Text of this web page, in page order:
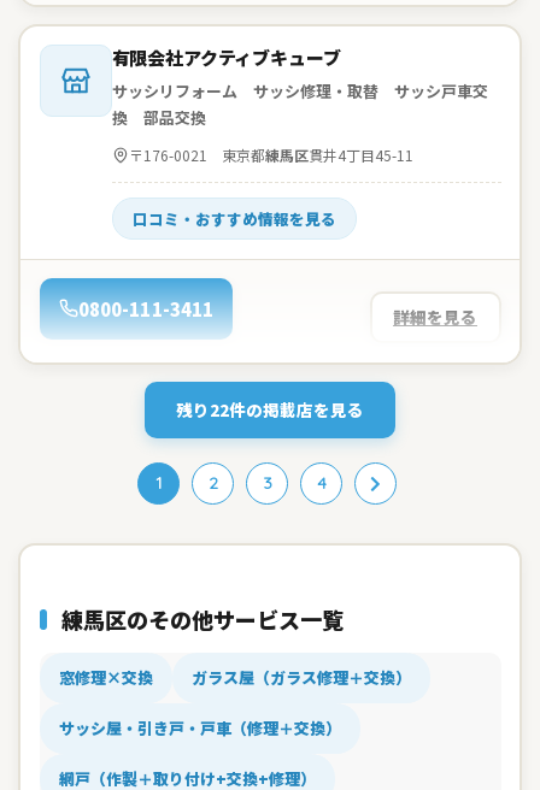
会社名：
有限会社アクティブキューブ
サッシリフォーム サッシ修理・取替 サッシ戸車交
換 部品交換
住所：〒176-0021 東京都練馬区貫井4丁目45-11
口コミ・おすすめ情報を見る
電話：
0800-111-3411 詳細を見る
残り22件の掲載店を見る
1 2 3 4
練馬区のその他サービス一覧
窓修理×交換 ガラス屋（ガラス修理＋交換）
サッシ屋・引き戸・戸車（修理＋交換）
網戸（作製＋取り付け+交換+修理）